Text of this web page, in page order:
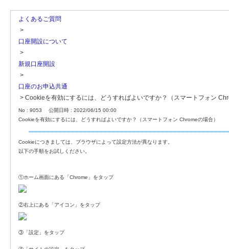
よくあるご質問
>
口座開設について
>
新規口座開設
>
口座のお申込共通
> Cookieを有効にするには、どうすればよいですか？（スマートフォン
No : 9053
公開日時 : 2022/06/15 00:00
Cookieを有効にするには、どうすればよいですか？（スマートフォン Chromeの場合）
Cookieにつきましては、ブラウザによって設定方法が異なります。
以下の手順をお試しください。
①ホーム画面にある「Chrome」をタップ
②右上にある「アイコン」をタップ
③「設定」をタップ